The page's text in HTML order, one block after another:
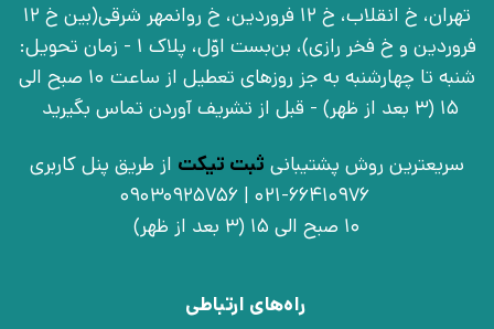
تهران، خ انقلاب، خ 12 فروردین، خ روانمهر شرقی(بین خ 12
فروردین و خ فخر رازی)، بن‌بست اوّل، پلاک 1 - زمان تحویل:
شنبه تا چهارشنبه به جز روزهای تعطیل از ساعت 10 صبح الی
15 (3 بعد از ظهر) - قبل از تشریف آوردن تماس بگیرید
سریعترین روش پشتیبانی ثبت تیکت از طریق پنل کاربری
021-66410976 | 09030925756
10 صبح الی 15 (3 بعد از ظهر)
راه‌های ارتباطی